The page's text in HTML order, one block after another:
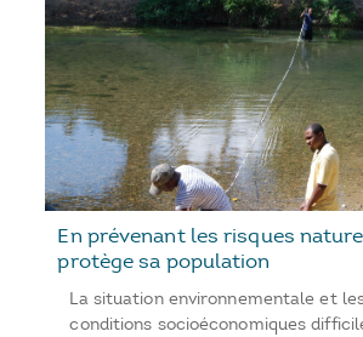
En prévenant les risques
protège sa population
La situation environnementale et
conditions socioéconomiques